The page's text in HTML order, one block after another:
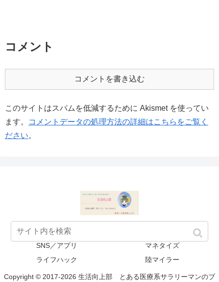
コメント
コメントを書き込む
このサイトはスパムを低減するために Akismet を使ってい
ます。
コメントデータの処理方法の詳細はこちらをご覧く
ださい。
HOW TO
SNS／アプリ
マネタイズ
ライフハック
陸マイラー
Copyright © 2017-2026 生活向上部 とある医療系サラリーマンのブ